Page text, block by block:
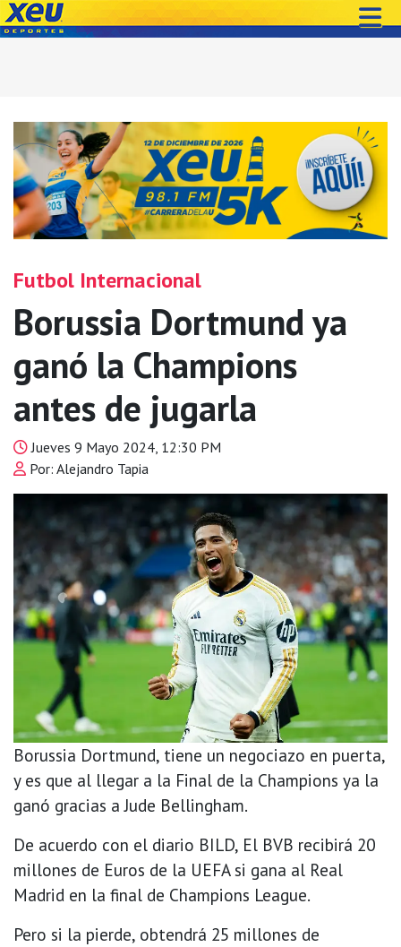
Futbol Internacional
Borussia Dortmund ya
ganó la Champions
antes de jugarla
Jueves 9 Mayo 2024, 12:30 PM
Por: Alejandro Tapia
Borussia Dortmund, tiene un negociazo en puerta,
y es que al llegar a la Final de la Champions ya la
ganó gracias a Jude Bellingham.
De acuerdo con el diario BILD, El BVB recibirá 20
millones de Euros de la UEFA si gana al Real
Madrid en la final de Champions League.
Pero si la pierde, obtendrá 25 millones de